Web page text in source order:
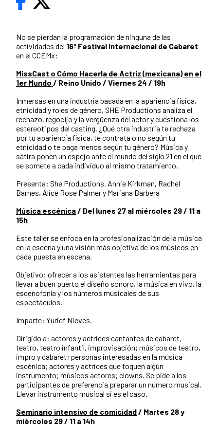
No se pierdan la programación de ninguna de las
actividades del 16º Festival Internacional de Cabaret
en el CCEMx:
MissCast o Cómo Hacerla de Actriz (mexicana) en el
1er Mundo / Reino Unido / Viernes 24 / 19h
Inmersas en una industria basada en la apariencia física,
etnicidad y roles de género, SHE Productions analiza el
rechazo, regocijo y la vergüenza del actor y cuestiona los
estereotipos del casting. ¿Qué otra industria te rechaza
por tu apariencia física, te contrata o no según tu
etnicidad o te paga menos según tu género? Música y
sátira ponen un espejo ante el mundo del siglo 21 en el que
se somete a cada individuo al mismo tratamiento.
Presenta: She Productions. Annie Kirkman, Rachel
Barnes, Alice Rose Palmer y Mariana Barberá
Música escénica / Del lunes 27 al miércoles 29 / 11 a
15h
Este taller se enfoca en la profesionalización de la música
en la escena y una visión más objetiva de los músicos en
cada puesta en escena.
Objetivo: ofrecer a los asistentes las herramientas para
llevar a buen puerto el diseño sonoro, la música en vivo, la
escenofonía y los números musicales de sus
espectáculos.
Imparte: Yurief Nieves.
Dirigido a: actores y actrices cantantes de cabaret,
teatro, teatro infantil, improvisación; músicos de teatro,
impro y cabaret; personas interesadas en la música
escénica; actores y actrices que toquen algún
instrumento; músicos actores; clowns. Se pide a los
participantes de preferencia preparar un número musical.
Llevar instrumento musical si es el caso.
Seminario intensivo de comicidad / Martes 28 y
miércoles 29 / 11 a 14h